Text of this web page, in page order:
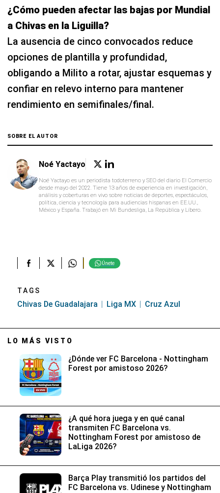
¿Cómo pueden afectar las bajas por Mundial
a Chivas en la Liguilla?
La ausencia de cinco convocados reduce
opciones de plantilla y profundidad,
obligando a Milito a rotar, ajustar esquemas y
confiar en relevo interno para mantener
rendimiento en semifinales/final.
SOBRE EL AUTOR
Noé Yactayo
Noé Yactayo es un periodista todoterreno y SEO del diario El Comercio
desde mayo del 2022. Tiene 13 años de experiencia en investigación,
análisis y coberturas en vivo sobre noticias de deportes, espectáculos,
política, ciencia y tecnología para audiencias hispanas en EE.UU.,
México y España. Trabajó en Mi Bundesliga, La República y Líbero.
Únete
TAGS
Chivas De Guadalajara Liga MX Cruz Azul
LO MÁS VISTO
¿Dónde ver FC Barcelona - Nottingham
Forest por amistoso 2026?
¿A qué hora juega y en qué canal
transmiten FC Barcelona vs.
Nottingham Forest por amistoso de
LaLiga 2026?
Barça Play transmitió los partidos del
FC Barcelona vs. Udinese y Nottingham